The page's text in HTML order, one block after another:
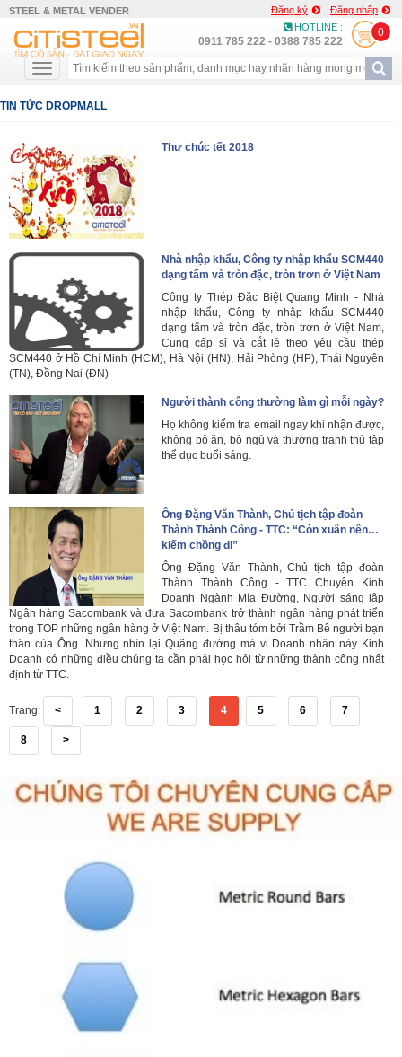
STEEL & METAL VENDER Đăng ký
Đăng nhập
HOTLINE :
0911 785 222 - 0388 785 222
0
TIN TỨC DROPMALL
Thư chúc tết 2018
Nhà nhập khẩu, Công ty nhập khẩu SCM440
dạng tấm và tròn đặc, tròn trơn ở Việt Nam
Công ty Thép Đặc Biệt Quang Minh - Nhà
nhập khẩu, Công ty nhập khẩu SCM440
dạng tấm và tròn đặc, tròn trơn ở Việt Nam,
Cung cấp sỉ và cắt lẻ theo yêu cầu thép
SCM440 ở Hồ Chí Minh (HCM), Hà Nội (HN), Hải Phòng (HP), Thái Nguyên
(TN), Đồng Nai (ĐN)
Người thành công thường làm gì mỗi ngày?
Họ không kiểm tra email ngay khi nhận được,
không bỏ ăn, bỏ ngủ và thường tranh thủ tập
thể dục buổi sáng.
Ông Đặng Văn Thành, Chủ tịch tập đoàn
Thành Thành Công - TTC: “Còn xuân nên…
kiếm chồng đi”
Ông Đặng Văn Thành, Chủ tịch tập đoàn
Thành Thành Công - TTC Chuyên Kinh
Doanh Ngành Mía Đường, Người sáng lập
Ngân hàng Sacombank và đưa Sacombank trở thành ngân hàng phát triển
trong TOP những ngân hàng ở Việt Nam. Bị thâu tóm bởi Trầm Bê người bạn
thân của Ông. Nhưng nhìn lại Quãng đường mà vị Doanh nhân này Kinh
Doanh có những điều chúng ta cần phải học hỏi từ những thành công nhất
định từ TTC.
Trang: < 1 2 3 4 5 6 7
8 >